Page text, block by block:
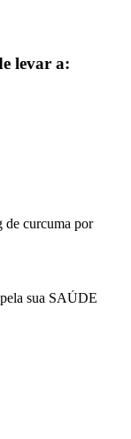
levar a:
de curcuma por